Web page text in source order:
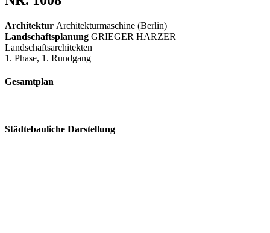
Architektur Architekturmaschine (Berlin)
Landschaftsplanung GRIEGER HARZER
Landschaftsarchitekten
1. Phase, 1. Rundgang
Gesamtplan
Städtebauliche Darstellung